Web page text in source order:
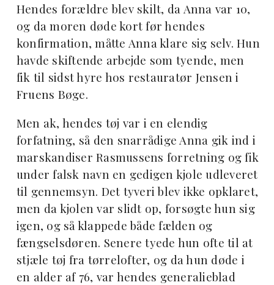
Hendes forældre blev skilt, da Anna var 10,
og da moren døde kort før hendes
konfirmation, måtte Anna klare sig selv. Hun
havde skiftende arbejde som tyende, men
fik til sidst hyre hos restauratør Jensen i
Fruens Bøge.
Men ak, hendes tøj var i en elendig
forfatning, så den snarrådige Anna gik ind i
marskandiser Rasmussens forretning og fik
under falsk navn en gedigen kjole udleveret
til gennemsyn. Det tyveri blev ikke opklaret,
men da kjolen var slidt op, forsøgte hun sig
igen, og så klappede både fælden og
fængselsdøren. Senere tyede hun ofte til at
stjæle tøj fra tørrelofter, og da hun døde i
en alder af 76, var hendes generalieblad